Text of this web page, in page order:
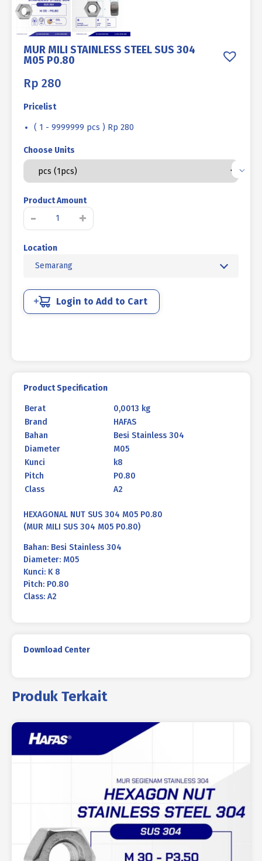
MUR MILI STAINLESS STEEL SUS 304
M05 P0.80
Rp 280
Pricelist
( 1 - 9999999 pcs ) Rp 280
Choose Units
Product Amount
-
Kuantitas
STAINLESS
STEEL
M05
P0.80
+
Location
Semarang
Login to Add to Cart
Product Specification
Berat
0,0013 kg
Brand
HAFAS
Bahan
Besi Stainless 304
Diameter
M05
Kunci
k8
Pitch
P0.80
Class
A2
HEXAGONAL NUT SUS 304 M05 P0.80
(MUR MILI SUS 304 M05 P0.80)
Bahan: Besi Stainless 304
Diameter: M05
Kunci: K 8
Pitch: P0.80
Class: A2
Download Center
Produk Terkait